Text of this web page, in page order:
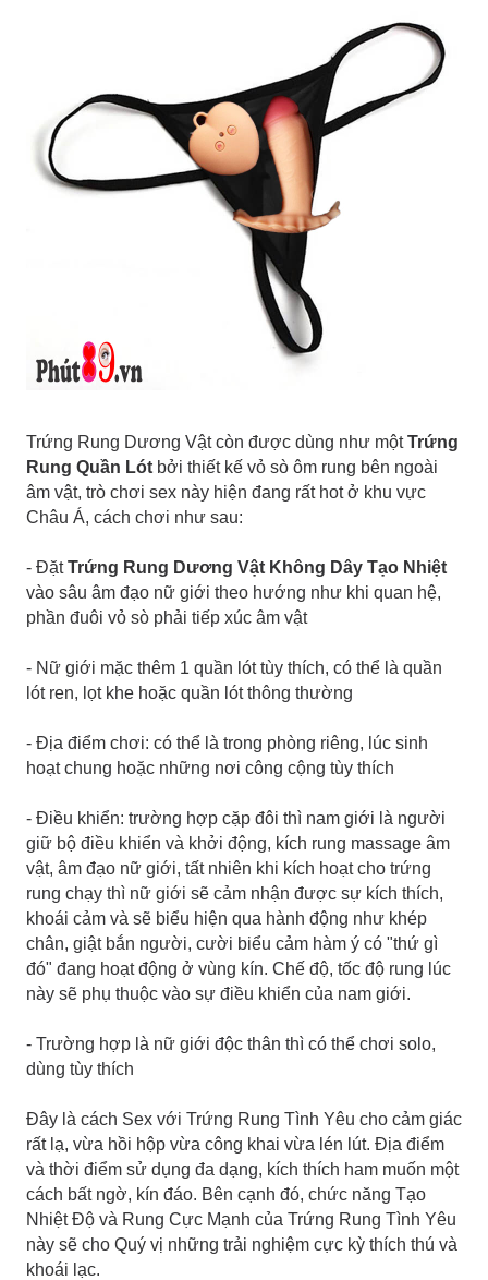
Trứng Rung Dương Vật còn được dùng như mộtTrứng
Rung Quần Lót bởi thiết kế vỏ sò ôm rung bên ngoài
âm vật, trò chơi sex này hiện đang rất hot ở khu vực
Châu Á, cách chơi như sau:
- ĐặtTrứng Rung Dương Vật Không Dây Tạo Nhiệt
vào sâu âm đạo nữ giới theo hướng như khi quan hệ,
phần đuôi vỏ sò phải tiếp xúc âm vật
- Nữ giới mặc thêm 1 quần lót tùy thích, có thể là quần
lót ren, lọt khe hoặc quần lót thông thường
- Địa điểm chơi: có thể là trong phòng riêng, lúc sinh
hoạt chung hoặc những nơi công cộng tùy thích
- Điều khiển: trường hợp cặp đôi thì nam giới là người
giữ bộ điều khiển và khởi động, kích rung massage âm
vật, âm đạo nữ giới, tất nhiên khi kích hoạt cho trứng
rung chạy thì nữ giới sẽ cảm nhận được sự kích thích,
khoái cảm và sẽ biểu hiện qua hành động như khép
chân, giật bắn người, cười biểu cảm hàm ý có "thứ gì
đó" đang hoạt động ở vùng kín. Chế độ, tốc độ rung lúc
này sẽ phụ thuộc vào sự điều khiển của nam giới.
- Trường hợp là nữ giới độc thân thì có thể chơi solo,
dùng tùy thích
Đây là cách Sex với Trứng Rung Tình Yêu cho cảm giác
rất lạ, vừa hồi hộp vừa công khai vừa lén lút. Địa điểm
và thời điểm sử dụng đa dạng, kích thích ham muốn một
cách bất ngờ, kín đáo. Bên cạnh đó, chức năng Tạo
Nhiệt Độ và Rung Cực Mạnh của Trứng Rung Tình Yêu
này sẽ cho Quý vị những trải nghiệm cực kỳ thích thú và
khoái lạc.